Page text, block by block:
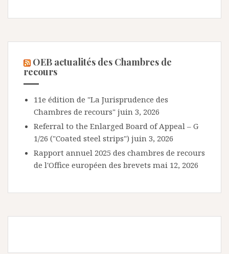
OEB actualités des Chambres de
recours
11e édition de "La Jurisprudence des
Chambres de recours" juin 3, 2026
Referral to the Enlarged Board of Appeal – G
1/26 ("Coated steel strips") juin 3, 2026
Rapport annuel 2025 des chambres de recours
de l'Office européen des brevets mai 12, 2026